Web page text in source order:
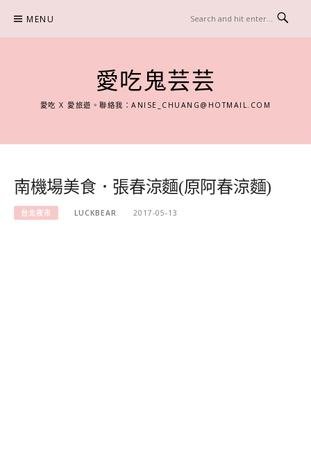
content
MENU
愛吃鬼芸芸
愛吃 X 愛旅遊。聯絡我：ANISE_CHUANG@HOTMAIL.COM
南機場美食．張春涼麵(原阿春涼麵)
台北夜市 LUCKBEAR 2017-05-13